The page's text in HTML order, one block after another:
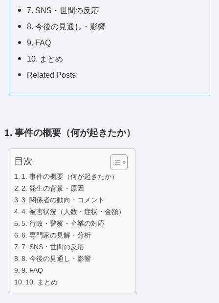
7. SNS・世間の反応
8. 今後の見通し・影響
9. FAQ
10. まとめ
Related Posts:
1. 事件の概要（何が起きたか）
目次
1. 事件の概要（何が起きたか）
2. 発生の背景・原因
3. 関係者の動向・コメント
4. 被害状況（人数・症状・金額）
5. 行政・警察・企業の対応
6. 専門家の見解・分析
7. SNS・世間の反応
8. 今後の見通し・影響
9. FAQ
10. まとめ